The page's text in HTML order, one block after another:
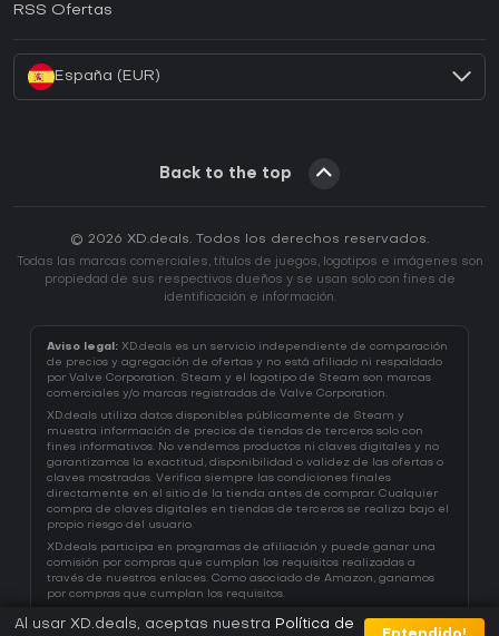
RSS Ofertas
España (EUR)
Back to the top
© 2026 XD.deals. Todos los derechos reservados.
Todas las marcas comerciales, títulos de juegos, logotipos e imágenes son
propiedad de sus respectivos dueños y se usan solo con fines de
identificación e información.
Aviso legal: XD.deals es un servicio independiente de comparación
de precios y agregación de ofertas y no está afiliado ni respaldado
por Valve Corporation. Steam y el logotipo de Steam son marcas
comerciales y/o marcas registradas de Valve Corporation.
XD.deals utiliza datos disponibles públicamente de Steam y
muestra información de precios de tiendas de terceros solo con
fines informativos. No vendemos productos ni claves digitales y no
garantizamos la exactitud, disponibilidad o validez de las ofertas o
claves mostradas. Verifica siempre las condiciones finales
directamente en el sitio de la tienda antes de comprar. Cualquier
compra de claves digitales en tiendas de terceros se realiza bajo el
propio riesgo del usuario.
XD.deals participa en programas de afiliación y puede ganar una
comisión por compras que cumplan los requisitos realizadas a
través de nuestros enlaces. Como asociado de Amazon, ganamos
por compras que cumplan los requisitos.
Al usar XD.deals, aceptas nuestra Política de